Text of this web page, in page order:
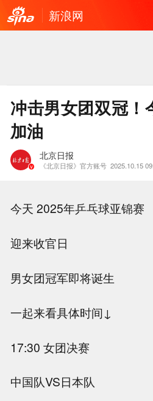
新浪网
冲击男女团双冠！
加油
北京日报
《北京日报》官方账号 2025.10.15
今天 2025年乒乓球亚锦赛
迎来收官日
男女团冠军即将诞生
一起来看具体时间↓
17:30 女团决赛
中国队VS日本队